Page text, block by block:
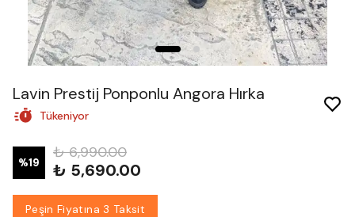
Lavin Prestij Ponponlu Angora Hırka
Tükeniyor
%19
₺ 6,990.00
₺ 5,690.00
Peşin Fiyatına 3 Taksit